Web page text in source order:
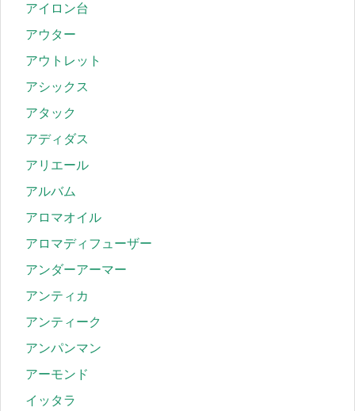
アイロン台
アウター
アウトレット
アシックス
アタック
アディダス
アリエール
アルバム
アロマオイル
アロマディフューザー
アンダーアーマー
アンティカ
アンティーク
アンパンマン
アーモンド
イッタラ